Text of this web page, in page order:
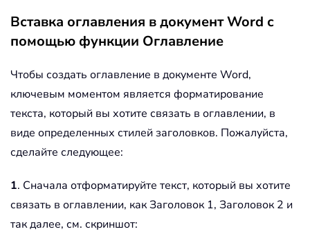
Вставка оглавления в документ Word с
помощью функции Оглавление
Чтобы создать оглавление в документе Word,
ключевым моментом является форматирование
текста, который вы хотите связать в оглавлении, в
виде определенных стилей заголовков. Пожалуйста,
сделайте следующее:
1. Сначала отформатируйте текст, который вы хотите
связать в оглавлении, как Заголовок 1, Заголовок 2 и
так далее, см. скриншот: